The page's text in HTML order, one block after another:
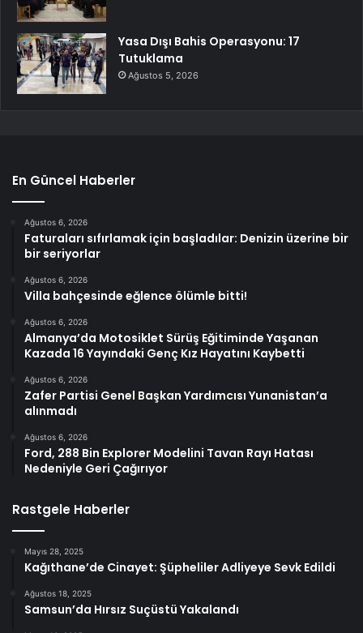
Yasa Dışı Bahis Operasyonu: 17
Tutuklama
Ağustos 5, 2026
En Güncel Haberler
Ağustos 6, 2026
Faturaları sıfırlamak için başladılar: Denizin üzerine bir
bir seriyorlar
Ağustos 6, 2026
Villa bahçesinde eğlence ölümle bitti!
Ağustos 6, 2026
Almanya’da Motosiklet Sürüş Eğitiminde Yaşanan
Kazada 16 Yayındaki Genç Kız Hayatını Kaybetti
Ağustos 6, 2026
Zafer Partisi Genel Başkan Yardımcısı Yunanistan’a
alınmadı
Ağustos 6, 2026
Ford, 288 Bin Explorer Modelini Tavan Rayı Hatası
Nedeniyle Geri Çağırıyor
Rastgele Haberler
Mayıs 28, 2025
Kağıthane’de Cinayet: Şüpheliler Adliyeye Sevk Edildi
Ağustos 18, 2025
Samsun’da Hırsız Suçüstü Yakalandı